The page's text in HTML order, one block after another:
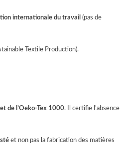
internationale du travail (pas de
Textile Production).
de l’Oeko-Tex 1000. Il certifie l’absence
et non pas la fabrication des matières